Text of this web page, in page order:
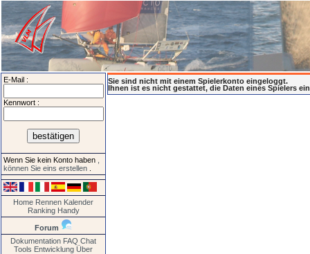
E-Mail :
Kennwort :
Wenn Sie kein Konto haben
können Sie eins erstellen
Home Rennen Kalender
Ranking Handy
Forum
Dokumentation FAQ Chat
Tools Entwicklung Über
Sie sind nicht mit einem Spielerkonto eingeloggt.
Ihnen ist es nicht gestattet, die Daten eines Spielers